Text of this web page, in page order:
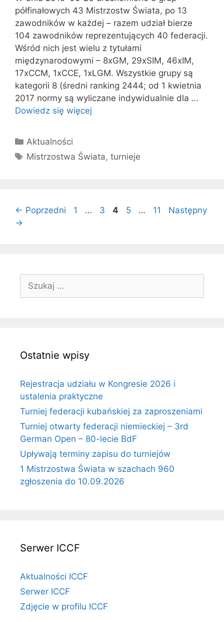
półfinałowych 43 Mistrzostw Świata, po 13
zawodników w każdej – razem udział bierze
104 zawodników reprezentujących 40 federacji.
Wśród nich jest wielu z tytułami
międzynarodowymi – 8xGM, 29xSIM, 46xIM,
17xCCM, 1xCCE, 1xLGM. Wszystkie grupy są
kategorii 8 (średni ranking 2444; od 1 kwietnia
2017 normy są wyliczane indywidualnie dla …
Dowiedz się więcej
Kategorie
Aktualności
Tagi
Mistrzostwa Świata,turnieje
← Poprzedni Strona
1 … Strona
3 Strona
4 Strona
5 … Strona
11
Następny
→
Szukaj:
Ostatnie wpisy
Rejestracja udziału w Kongresie 2026 i
ustalenia praktyczne
Turniej federacji kubańskiej za zaproszeniami
Turniej otwarty federacji niemieckiej – 3rd
German Open – 80-lecie BdF
Upływają terminy zapisu do turniejów
1 Mistrzostwa Świata w szachach 960
zgłoszenia do 10.09.2026
Serwer ICCF
Aktualności ICCF
Serwer ICCF
Zdjęcie w profilu ICCF